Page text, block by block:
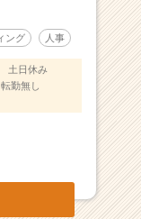
ング 人事
土日休み
転勤無し